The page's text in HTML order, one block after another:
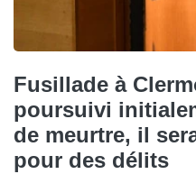
Fusillade à
poursuivi
de meurtre, il
pour des délits